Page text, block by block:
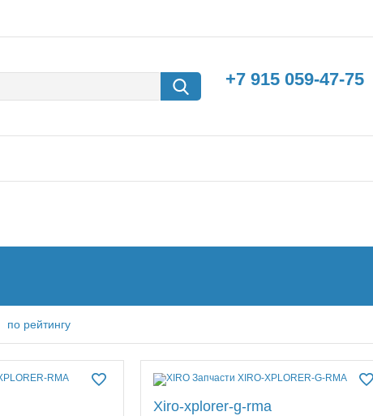
+7 915 059-47-75
по рейтингу
Xiro-xplorer-g-rma